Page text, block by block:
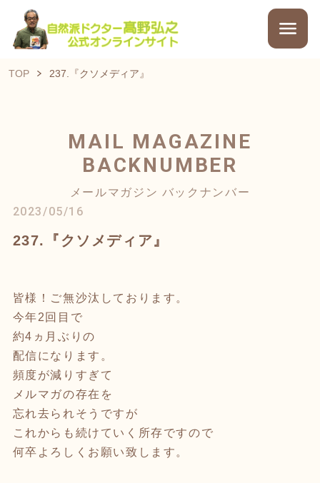
TOP 237.『クソメディア』
MAIL MAGAZINE
BACKNUMBER
メールマガジン バックナンバー
2023/05/16
237.『クソメディア』
皆様！ご無沙汰しております。
今年2回目で
約4ヵ月ぶりの
配信になります。
頻度が減りすぎて
メルマガの存在を
忘れ去られそうですが
これからも続けていく所存ですので
何卒よろしくお願い致します。